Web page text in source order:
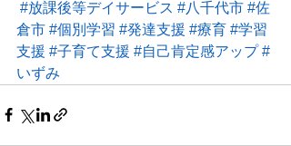
#放課後等デイサービス #八千代市 #佐
倉市 #個別学習 #発達支援 #療育 #学習
支援 #子育て支援 #自己肯定感アップ #
いずみ